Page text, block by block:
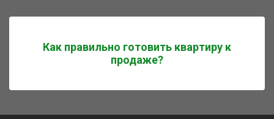
Как правильно готовить квартиру к
продаже?